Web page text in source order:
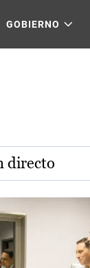
GOBIERNO
directo